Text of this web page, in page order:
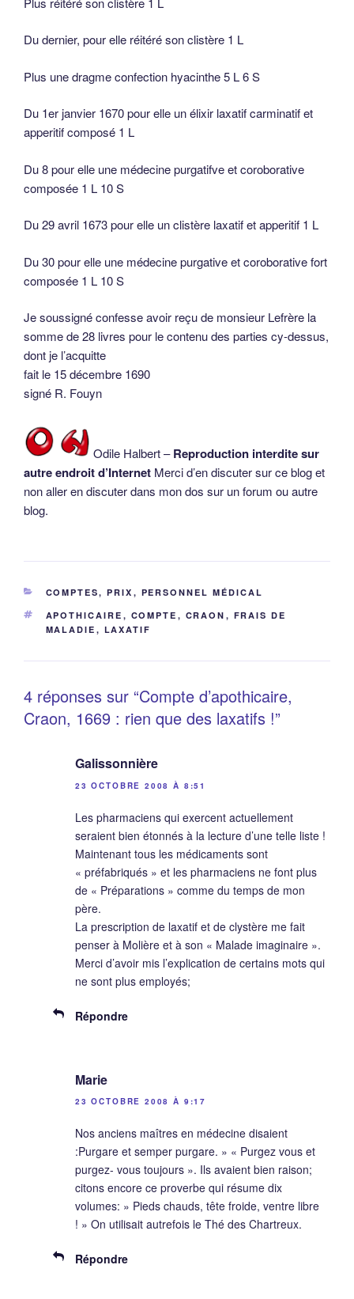
Du dernier, pour elle réitéré son clistère 1 L
Plus une dragme confection hyacinthe 5 L 6 S
Du 1er janvier 1670 pour elle un élixir laxatif carminatif et
apperitif composé 1 L
Du 8 pour elle une médecine purgatifve et coroborative
composée 1 L 10 S
Du 29 avril 1673 pour elle un clistère laxatif et apperitif 1 L
Du 30 pour elle une médecine purgative et coroborative fort
composée 1 L 10 S
Je soussigné confesse avoir reçu de monsieur Lefrère la
somme de 28 livres pour le contenu des parties cy-dessus,
dont je l’acquitte
fait le 15 décembre 1690
signé R. Fouyn
Odile Halbert –Reproduction interdite sur
autre endroit d’Internet Merci d’en discuter sur ce blog et
non aller en discuter dans mon dos sur un forum ou autre
blog.
CATÉGORIES
COMPTES, PRIX , PERSONNEL MÉDICAL
ÉTIQUETTES
APOTHICAIRE , COMPTE , CRAON , FRAIS DE
MALADIE , LAXATIF
4 réponses sur “Compte d’apothicaire,
Craon, 1669 : rien que des laxatifs !”
Galissonnière
23 OCTOBRE 2008 À 8:51
Les pharmaciens qui exercent actuellement
seraient bien étonnés à la lecture d’une telle liste !
Maintenant tous les médicaments sont
« préfabriqués » et les pharmaciens ne font plus
de « Préparations » comme du temps de mon
père.
La prescription de laxatif et de clystère me fait
penser à Molière et à son « Malade imaginaire ».
Merci d’avoir mis l’explication de certains mots qui
ne sont plus employés;
Répondre
Marie
23 OCTOBRE 2008 À 9:17
Nos anciens maîtres en médecine disaient
:Purgare et semper purgare. » « Purgez vous et
purgez- vous toujours ». Ils avaient bien raison;
citons encore ce proverbe qui résume dix
volumes: » Pieds chauds, tête froide, ventre libre
! » On utilisait autrefois le Thé des Chartreux.
Répondre